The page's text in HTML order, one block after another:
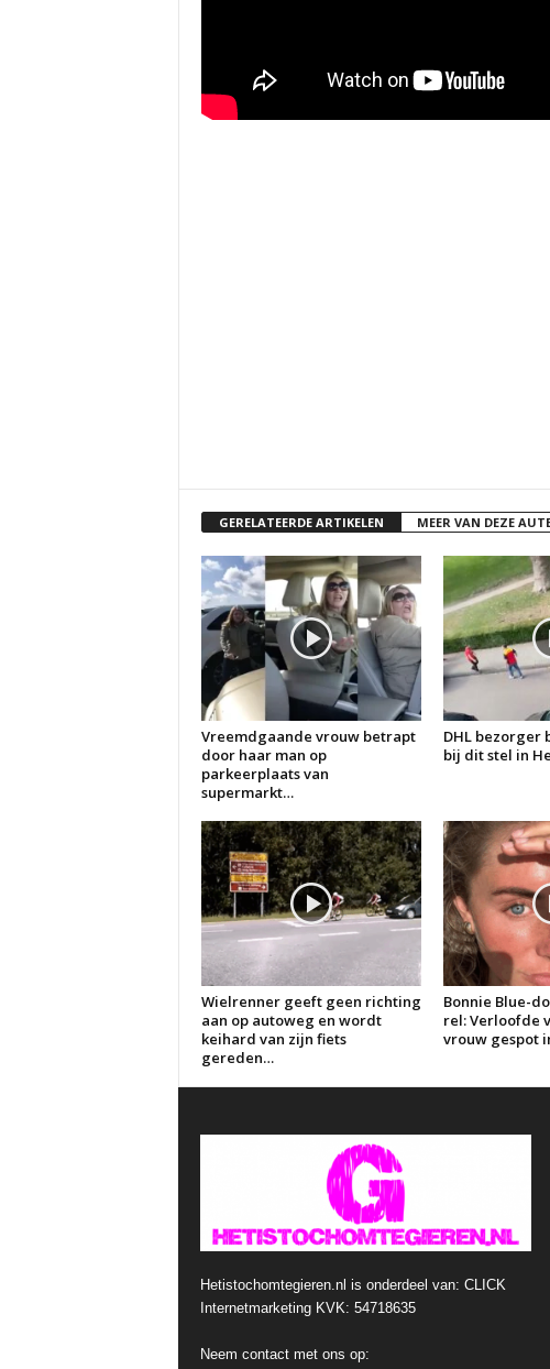
GERELATEERDE ARTIKELEN MEER VAN DEZE
Vreemdgaande vrouw betrapt
door haar man op
parkeerplaats van
supermarkt…
DHL bezorger
bij dit stel in
Wielrenner geeft geen richting
aan op autoweg en wordt
keihard van zijn fiets
gereden…
Bonnie Blue-
rel: Verloofde
vrouw gespot
Hetistochomtegieren.nl is onderdeel van: CLICK
Internetmarketing KVK: 54718635
Neem contact met ons op: